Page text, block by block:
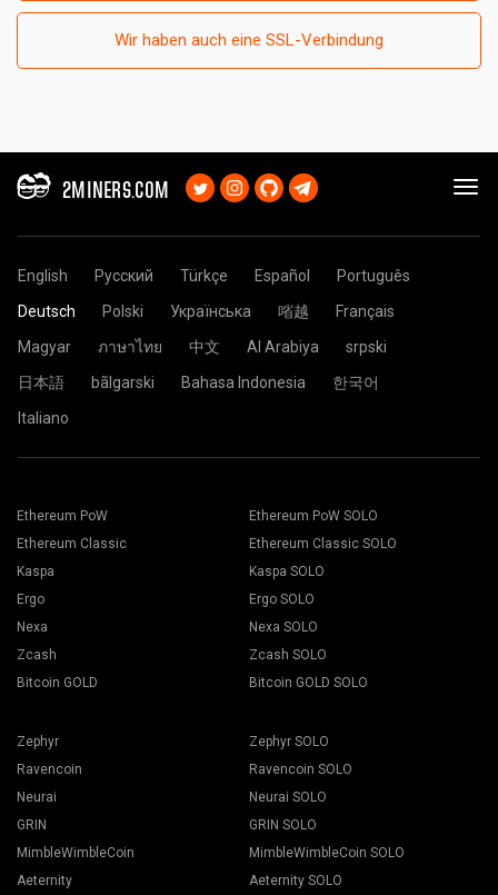
Wir haben auch eine SSL-Verbindung
2MINERS.COM
English Русский Türkçe Español
Português
Deutsch
Polski Українська 㗂越
Français
Magyar
ภาษาไทย 中文 Al Arabiya
srpski
日本語
bãlgarski Bahasa Indonesia
한국어
Italiano
Ethereum PoW
Ethereum Classic
Kaspa
Ergo
Nexa
Zcash
Bitcoin GOLD
Ethereum PoW SOLO
Ethereum Classic SOLO
Kaspa SOLO
Ergo SOLO
Nexa SOLO
Zcash SOLO
Bitcoin GOLD SOLO
Zephyr
Ravencoin
Neurai
GRIN
MimbleWimbleCoin
Aeternity
Zephyr SOLO
Ravencoin SOLO
Neurai SOLO
GRIN SOLO
MimbleWimbleCoin SOLO
Aeternity SOLO